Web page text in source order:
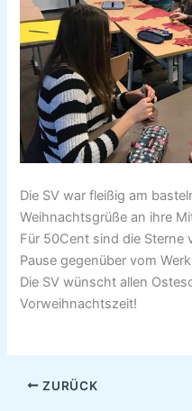
Die SV war fleißig am
Weihnachtsgrüße an ihre
Für 50Cent sind die Sterne
Pause gegenüber vom
Die SV wünscht allen
Vorweihnachtszeit!
ZURÜCK